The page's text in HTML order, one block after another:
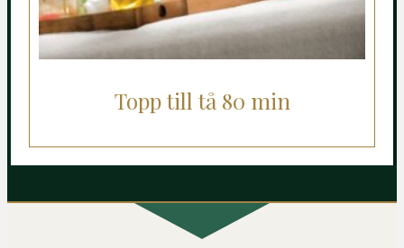
Topp till tå 80 min